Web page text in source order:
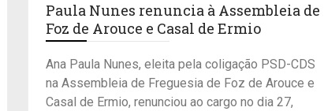
Paula Nunes renuncia à Assembleia de
Foz de Arouce e Casal de Ermio
Ana Paula Nunes, eleita pela coligação PSD-CDS
na Assembleia de Freguesia de Foz de Arouce e
Casal de Ermio, renunciou ao cargo no dia 27,